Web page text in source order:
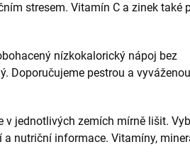
stresem. Vitamín C a zinek také
nízkokalorický nápoj bez
Doporučujeme pestrou a
v jednotlivých zemích mírně lišit.
nutriční informace. Vitamíny,